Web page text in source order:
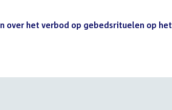
over het verbod op gebedsrituelen op het